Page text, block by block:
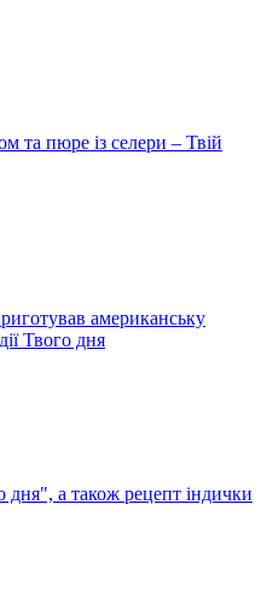
та пюре із селери – Твій
американську
Твого дня
дня", а також рецепт індички